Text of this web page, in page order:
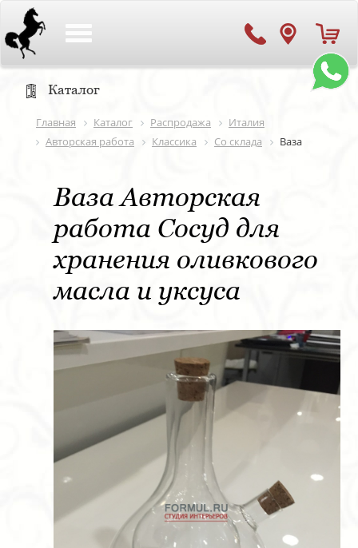
Каталог
Главная Каталог Распродажа
Италия
Авторская работа
Классика Со склада Ваза
Ваза Авторская
работа Сосуд для
хранения оливкового
масла и уксуса